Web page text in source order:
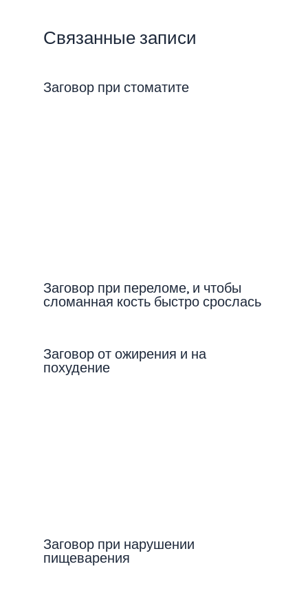
Связанные записи
Заговор при стоматите
Заговор при переломе, и чтобы
сломанная кость быстро срослась
Заговор от ожирения и на
похудение
Заговор при нарушении
пищеварения